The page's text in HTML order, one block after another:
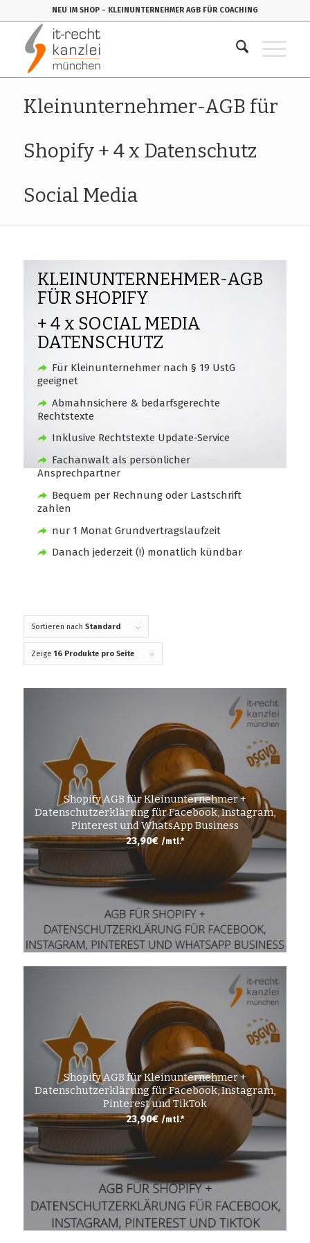
NEU IM SHOP - KLEINUNTERNEHMER AGB FÜR COACHING
Kleinunternehmer-AGB für
Shopify + 4 x Datenschutz
Social Media
KLEINUNTERNEHMER-AGB
FÜR SHOPIFY
+ 4 x SOCIAL MEDIA
DATENSCHUTZ
Für Kleinunternehmer nach § 19 UstG
geeignet
Abmahnsichere & bedarfsgerechte
Rechtstexte
Inklusive Rechtstexte Update-Service
Fachanwalt als persönlicher
Ansprechpartner
Bequem per Rechnung oder Lastschrift
zahlen
nur 1 Monat Grundvertragslaufzeit
Danach jederzeit (!) monatlich kündbar
Sortieren nach Standard
Zeige16 Produkte pro Seite
Shopify AGB für Kleinunternehmer +
Datenschutzerklärung für Facebook, Instagram,
Pinterest und WhatsApp Business
23,90€ /mtl.*
Shopify AGB für Kleinunternehmer +
Datenschutzerklärung für Facebook, Instagram,
Pinterest und TikTok
23,90€ /mtl.*